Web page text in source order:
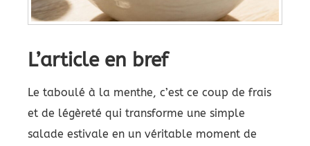
L’article en bref
Le taboulé à la menthe, c’est ce coup de frais
et de légèreté qui transforme une simple
salade estivale en un véritable moment de